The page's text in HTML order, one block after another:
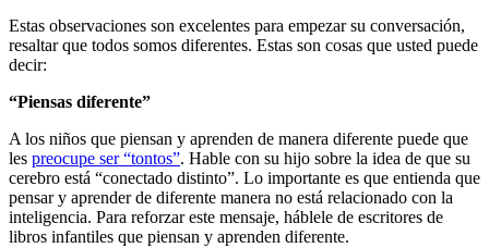
Estas observaciones son excelentes para empezar su conversación,
resaltar que todos somos diferentes. Estas son cosas que usted puede
decir:
“Piensas diferente”
A los niños que piensan y aprenden de manera diferente puede que
les preocupe ser “tontos”. Hable con su hijo sobre la idea de que su
cerebro está “conectado distinto”. Lo importante es que entienda que
pensar y aprender de diferente manera no está relacionado con la
inteligencia. Para reforzar este mensaje, háblele de escritores de
libros infantiles que piensan y aprenden diferente.